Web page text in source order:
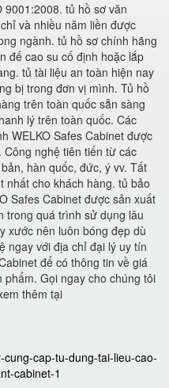
9001:2008. tủ hồ sơ văn
và nhiều năm liền được
ngành. tủ hồ sơ chính hãng
đế cao su cố định hoặc lắp
tủ tài liệu an toàn hiện nay
bị trong đơn vị mình. Tủ hồ
trên toàn quốc sẵn sàng
lý trên toàn quốc. Các
WELKO Safes Cabinet được
nghệ tiên tiến từ các
hàn quốc, đức, ý vv. Tất
nhất cho khách hàng. tủ bảo
Safes Cabinet được sản xuất
trong quá trình sử dụng lâu
xước nên luôn bóng đẹp dù
ngay với địa chỉ đại lý uy tín
để có thông tin về giá
Gọi ngay cho chúng tôi
thêm tại
cap-tu-dung-tai-lieu-cao-
cabinet-1